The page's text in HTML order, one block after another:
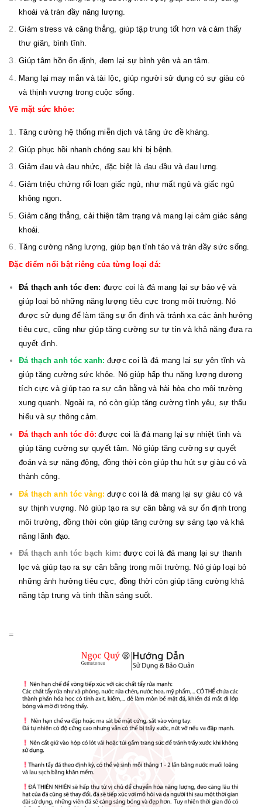
khoái và tràn đầy năng lượng.
Giảm stress và căng thẳng, giúp tập trung tốt hơn và cảm thấy
thư giãn, bình tĩnh.
Giúp tâm hồn ổn định, đem lại sự bình yên và an tâm.
Mang lại may mắn và tài lộc, giúp người sử dụng có sự giàu có
và thịnh vượng trong cuộc sống.
Về mặt sức khỏe:
Tăng cường hệ thống miễn dịch và tăng ức đề kháng.
Giúp phục hồi nhanh chóng sau khi bị bệnh.
Giảm đau và đau nhức, đặc biệt là đau đầu và đau lưng.
Giảm triệu chứng rối loạn giấc ngủ, như mất ngủ và giấc ngủ
không ngon.
Giảm căng thẳng, cải thiện tâm trạng và mang lại cảm giác sảng
khoái.
Tăng cường năng lượng, giúp bạn tỉnh táo và tràn đầy sức sống.
Đặc điểm nổi bật riêng của từng loại đá:
Đá thạch anh tóc đen: được coi là đá mang lại sự bảo vệ và
giúp loại bỏ những năng lượng tiêu cực trong môi trường. Nó
được sử dụng để làm tăng sự ổn định và tránh xa các ảnh hưởng
tiêu cực, cũng như giúp tăng cường sự tự tin và khả năng đưa ra
quyết định.
Đá thạch anh tóc xanh: được coi là đá mang lại sự yên tĩnh và
giúp tăng cường sức khỏe. Nó giúp hấp thụ năng lượng dương
tích cực và giúp tạo ra sự cân bằng và hài hòa cho môi trường
xung quanh. Ngoài ra, nó còn giúp tăng cường tình yêu, sự thấu
hiểu và sự thông cảm.
Đá thạch anh tóc đỏ: được coi là đá mang lại sự nhiệt tình và
giúp tăng cường sự quyết tâm. Nó giúp tăng cường sự quyết
đoán và sự năng động, đồng thời còn giúp thu hút sự giàu có và
thành công.
Đá thạch anh tóc vàng: được coi là đá mang lại sự giàu có và
sự thịnh vượng. Nó giúp tạo ra sự cân bằng và sự ổn định trong
môi trường, đồng thời còn giúp tăng cường sự sáng tạo và khả
năng lãnh đạo.
Đá thạch anh tóc bạch kim: được coi là đá mang lại sự thanh
lọc và giúp tạo ra sự cân bằng trong môi trường. Nó giúp loại bỏ
những ảnh hưởng tiêu cực, đồng thời còn giúp tăng cường khả
năng tập trung và tinh thần sáng suốt.
=